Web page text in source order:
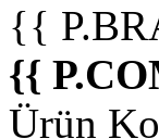
{{
{{
Ürün